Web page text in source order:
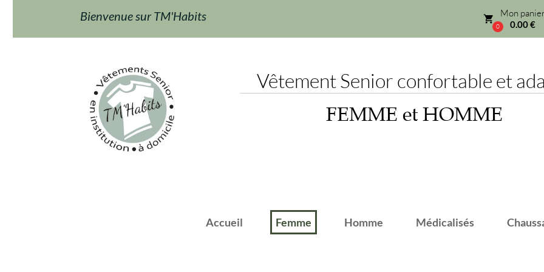
0
Mon panier
0.00 €
Bienvenue sur TM'Habits
Vêtement Senior confortable et
FEMME et HOMME
Accueil Femme Homme Médicalisés